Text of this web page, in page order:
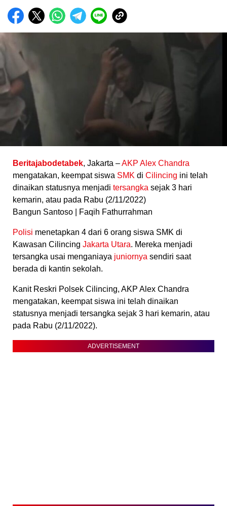
Beritajabodetabek, Jakarta –AKP Alex Chandra
mengatakan, keempat siswa SMK di Cilincing ini telah
dinaikan statusnya menjadi tersangka sejak 3 hari
kemarin, atau pada Rabu (2/11/2022)
Bangun Santoso | Faqih Fathurrahman
Polisi menetapkan 4 dari 6 orang siswa SMK di
Kawasan Cilincing Jakarta Utara. Mereka menjadi
tersangka usai menganiaya juniornya sendiri saat
berada di kantin sekolah.
Kanit Reskri Polsek Cilincing, AKP Alex Chandra
mengatakan, keempat siswa ini telah dinaikan
statusnya menjadi tersangka sejak 3 hari kemarin, atau
pada Rabu (2/11/2022).
ADVERTISEMENT